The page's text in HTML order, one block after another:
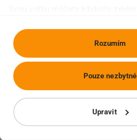
Rozumím
Upravit
Pouze nezbytné